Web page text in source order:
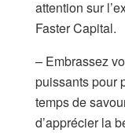
attention sur
Faster Capital.
– Embrassez
puissants pour
temps de
d’apprécier la